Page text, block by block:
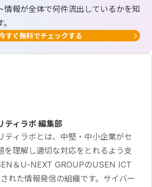
情報が全体で何件流出しているかを知
すぐ無料でチェックする
ティラボ 編集部
ティラボとは、中堅・中小企業がセ
を理解し適切な対応をとれるよう支
＆U-NEXT GROUPのUSEN ICT
れた情報発信の組織です。サイバー